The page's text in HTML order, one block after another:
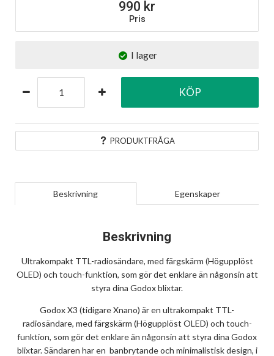
Pris
990
I lager
PRODUKTFRÅGA
KÖP
Beskrivning Egenskaper
Beskrivning
Ultrakompakt TTL-radiosändare, med färgskärm (Högupplöst
OLED) och touch-funktion, som gör det enklare än någonsin att
styra dina Godox blixtar.
Godox X3 (tidigare Xnano) är en ultrakompakt TTL-
radiosändare, med färgskärm (Högupplöst OLED) och touch-
funktion, som gör det enklare än någonsin att styra dina Godox
blixtar. Sändaren har en banbrytande och minimalistisk design, i